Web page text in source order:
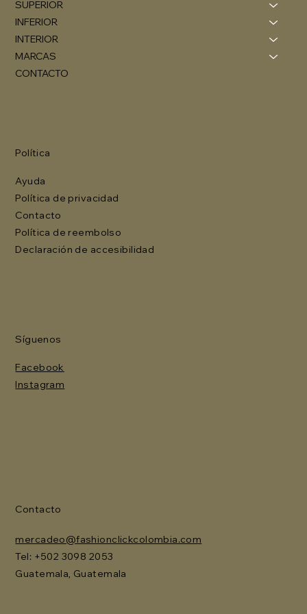
SUPERIOR
INFERIOR
INTERIOR
MARCAS
CONTACTO
Política
Ayuda
Política de privacidad
Contacto
Política de reembolso
Declaración de accesibilidad
Síguenos
Facebook
Instagram
Contacto
mercadeo@fashionclickcolombia.com
Tel: ‪+502 3098 2053‬
Guatemala, Guatemala